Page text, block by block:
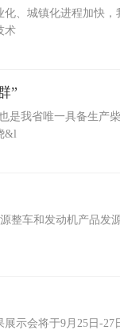
、城镇化进程加快，
术
”
我省唯一具备生产
&l
车和发动机产品发
示会将于9月25日-